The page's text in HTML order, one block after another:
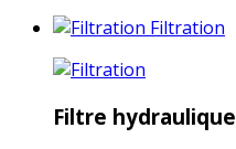
Filtration
Filtre hydraulique